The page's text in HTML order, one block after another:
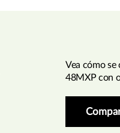
Vea cómo se
48MXP con